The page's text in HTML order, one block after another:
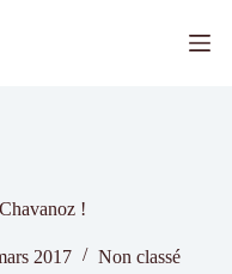
!
2017 Non classé